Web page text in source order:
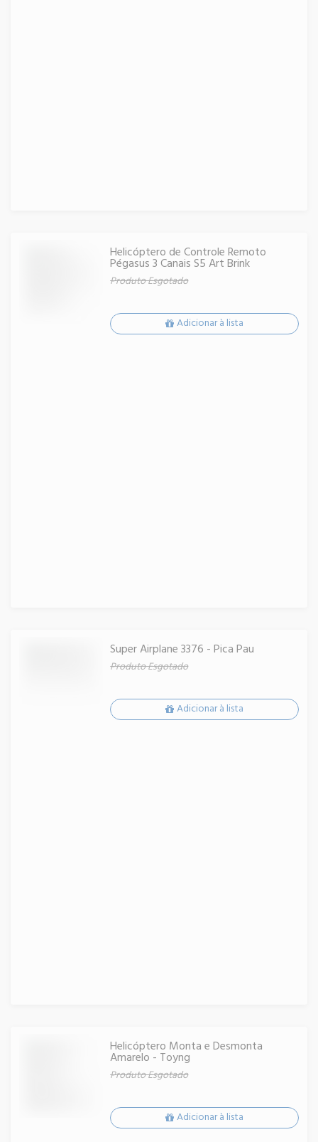
Helicóptero de Controle Remoto
Pégasus 3 Canais S5 Art Brink
Produto Esgotado
Adicionar à lista
Super Airplane 3376 - Pica Pau
Produto Esgotado
Adicionar à lista
Helicóptero Monta e Desmonta
Amarelo - Toyng
Produto Esgotado
Adicionar à lista